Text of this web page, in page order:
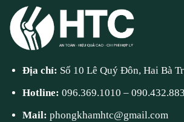
Địa chỉ: Số 10 Lê Quý Đôn, Hai Bà
Hotline:096.369.1010 –
Mail:phongkhamhtc@gmail.com